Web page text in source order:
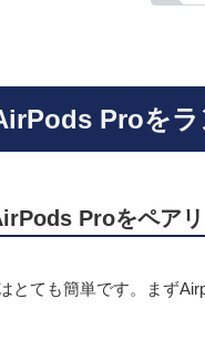
Proをラ
Proをペアリ
とても簡単です。まず